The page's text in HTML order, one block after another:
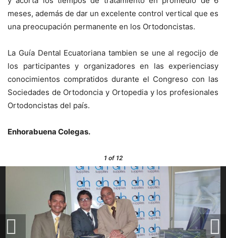
meses, además de dar un excelente control vertical que es
una preocupación permanente en los Ortodoncistas.
La Guía Dental Ecuatoriana tambien se une al regocijo de
los participantes y organizadores en las experienciasy
conocimientos compratidos durante el Congreso con las
Sociedades de Ortodoncia y Ortopedia y los profesionales
Ortodoncistas del país.
Enhorabuena Colegas.
1of 12